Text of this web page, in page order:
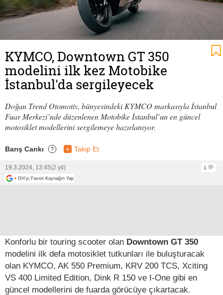
KYMCO, Downtown GT 350
modelini ilk kez Motobike
İstanbul'da sergileyecek
Doğan Trend Otomotiv, bünyesindeki KYMCO markasıyla İstanbul
Fuar Merkezi’nde düzenlenen Motobike İstanbul’un en güncel
motosiklet modellerini sergilemeye hazırlanıyor.
Barış Cankı ? + Takip Et
19.3.2024, 13:45(2 yıl)
1
+ DH'yi Favori Kaynağın Yap
Konforlu bir touring scooter olan Downtown GT 350
modelini ilk defa motosiklet tutkunları ile buluşturacak
olan KYMCO, AK 550 Premium, KRV 200 TCS, Xciting
VS 400 Limited Edition, Dink R 150 ve I-One gibi en
güncel modellerini de fuarda görücüye çıkartacak.